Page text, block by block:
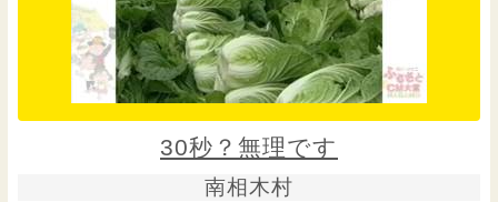
30秒？無理です
南相木村